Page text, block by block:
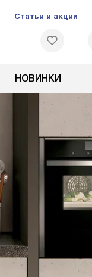
Статьи и акции
НОВИНКИ